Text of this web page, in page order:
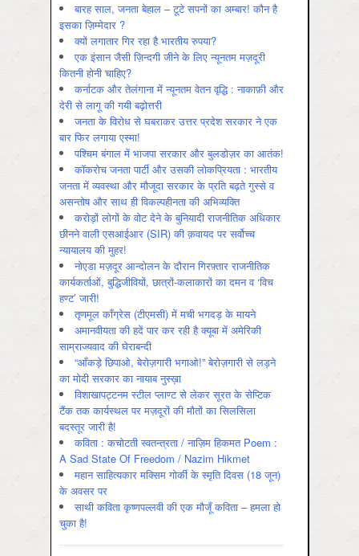
बारह साल, जनता बेहाल – टूटे सपनों का अम्बार! कौन है
इसका ज़िम्मेदार ?
क्यों लगातार गिर रहा है भारतीय रुपया?
एक इंसान जैसी ज़िन्दगी जीने के लिए न्यूनतम मज़दूरी
कितनी होनी चाहिए?
कर्नाटक और तेलंगाना में न्यूनतम वेतन वृद्धि : नाकाफ़ी और
देरी से लागू की गयी बढ़ोत्तरी
जनता के विरोध से घबराकर उत्तर प्रदेश सरकार ने एक
बार फिर लगाया एस्मा!
पश्चिम बंगाल में भाजपा सरकार और बुलडोज़र का आतंक!
कॉकरोच जनता पार्टी और उसकी लोकप्रियता : भारतीय
जनता में व्‍यवस्‍था और मौजूदा सरकार के प्रति बढ़ते गुस्‍से व
असन्‍तोष और साथ ही विकल्‍पहीनता की अभिव्‍यक्ति
करोड़ों लोगों के वोट देने के बुनियादी राजनीतिक अधिकार
छीनने वाली एसआईआर (SIR) की क़वायद पर सर्वोच्च
न्यायालय की मुहर!
नोएडा मज़दूर आन्दोलन के दौरान गिरफ़्तार राजनीतिक
कार्यकर्ताओं, बुद्धिजीवियों, छात्रों-कलाकारों का दमन व ‘विच
हण्ट’ जारी!
तृणमूल काँग्रेस (टीएमसी) में मची भगदड़ के मायने
अमानवीयता की हदें पार कर रही है क्यूबा में अमेरिकी
साम्राज्यवाद की घेराबन्दी
“आँकड़े छिपाओ, बेरोज़गारी भगाओ!” बेरोज़गारी से लड़ने
का मोदी सरकार का नायाब नुस्ख़ा
विशाखापट्टनम स्टील प्लाण्ट से लेकर सूरत के सेप्टिक
टैंक तक कार्यस्थल पर मज़दूरों की मौतों का सिलसिला
बदस्तूर जारी है!
कविता : कचोटती स्वतन्त्रता / नाज़िम हिकमत Poem :
A Sad State Of Freedom / Nazim Hikmet
महान साहित्यकार मक्सिम गोर्की के स्मृति दिवस (18 जून)
के अवसर पर
साथी कविता कृष्णपल्लवी की एक मौजूँ कविता – हमला हो
चुका है!